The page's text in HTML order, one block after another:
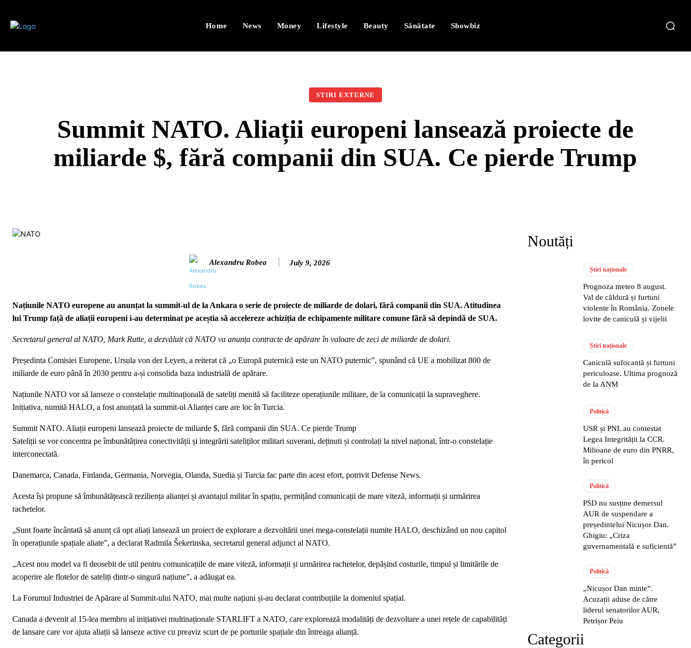
Home News Money Lifestyle Beauty Sănătate Showbiz
STIRI EXTERNE
Summit NATO. Aliații europeni lansează proiecte de
miliarde $, fără companii din SUA. Ce pierde Trump
Alexandru Robea July 9, 2026
Națiunile NATO europene au anunțat la summit-ul de la Ankara o serie de proiecte de miliarde de dolari, fără companii din SUA. Atitudinea
lui Trump față de aliații europeni i-au determinat pe aceștia să accelereze achiziția de echipamente militare comune fără să depindă de SUA.
Secretarul general al NATO, Mark Rutte, a dezvăluit că NATO va anunța contracte de apărare în valoare de zeci de miliarde de dolari.
Președinta Comisiei Europene, Ursula von der Leyen, a reiterat că „o Europă puternică este un NATO puternic”, spunând că UE a mobilizat 800 de
miliarde de euro până în 2030 pentru a-și consolida baza industrială de apărare.
Națiunile NATO vor să lanseze o constelație multinațională de sateliți menită să faciliteze operațiunile militare, de la comunicații la supraveghere.
Inițiativa, numită HALO, a fost anunțată la summit-ul Alianței care are loc în Turcia.
Summit NATO. Aliații europeni lansează proiecte de miliarde $, fără companii din SUA. Ce pierde Trump
Sateliții se vor concentra pe îmbunătățirea conectivității și integrării sateliților militari suverani, deținuti și controlați la nivel național, într-o constelație
interconectată.
Danemarca, Canada, Finlanda, Germania, Norvegia, Olanda, Suedia și Turcia fac parte din acest efort, potrivit Defense News.
Acesta își propune să îmbunătățească reziliența alianței și avantajul militar în spațiu, permițând comunicații de mare viteză, informații și urmărirea
rachetelor.
„Sunt foarte încântată să anunț că opt aliați lansează un proiect de explorare a dezvoltării unei mega-constelații numite HALO, deschizând un nou capitol
în operațiunile spațiale aliate”, a declarat Radmila Šekerinska, secretarul general adjunct al NATO.
„Acest nou model va fi deosebit de util pentru comunicațiile de mare viteză, informații și urmărirea rachetelor, depășind costurile, timpul și limitările de
acoperire ale flotelor de sateliți dintr-o singură națiune”, a adăugat ea.
La Forumul Industriei de Apărare al Summit-ului NATO, mai multe națiuni și-au declarat contribuțiile la domeniul spațial.
Canada a devenit al 15-lea membru al inițiativei multinaționale STARLIFT a NATO, care explorează modalități de dezvoltare a unei rețele de capabilități
de lansare care vor ajuta aliații să lanseze active cu preaviz scurt de pe porturile spațiale din întreaga alianță.
Noutăți
Știri naționale
Prognoza meteo 8 august.
Val de căldură și furtuni
violente în România. Zonele
lovite de caniculă și vijelii
Știri naționale
Caniculă sufocantă și furtuni
periculoase. Ultima prognoză
de la ANM
Politică
USR și PNL au contestat
Legea Integrității la CCR.
Milioane de euro din PNRR,
în pericol
Politică
PSD nu susține demersul
AUR de suspendare a
președintelui Nicușor Dan.
Ghigiu: „Criza
guvernamentală e suficientă”
Politică
„Nicușor Dan minte”.
Acuzații aduse de către
liderul senatorilor AUR,
Petrișor Peiu
Categorii